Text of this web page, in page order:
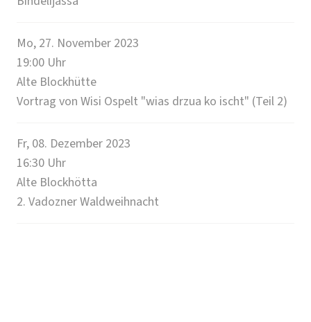
Mo, 27. November 2023
19:00 Uhr
Alte Blockhütte
Vortrag von Wisi Ospelt "wias drzua ko ischt" (Teil 2)
Fr, 08. Dezember 2023
16:30 Uhr
Alte Blockhötta
2. Vadozner Waldweihnacht